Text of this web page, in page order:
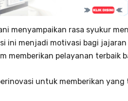
menyampaikan rasa syukur
ini menjadi motivasi bagi
memberikan pelayanan terbaik
untuk memberikan yang